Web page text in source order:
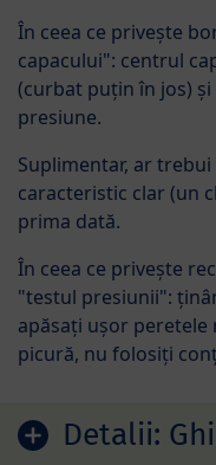
În ceea ce privește
capacului": centrul
(curbat puțin în jos)
presiune.
Suplimentar, ar
caracteristic clar (un
prima dată.
În ceea ce privește
"testul presiunii":
apăsați ușor
picură, nu folosiți
Detalii: